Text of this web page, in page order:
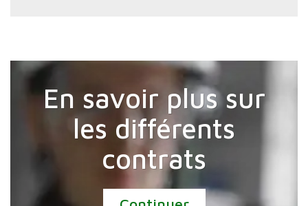
En savoir plus sur
les différents
contrats